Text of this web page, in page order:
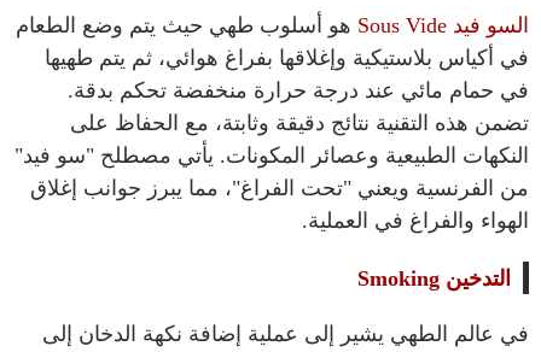
السو فيد Sous Vide هو أسلوب طهي حيث يتم وضع الطعام
في أكياس بلاستيكية وإغلاقها بفراغ هوائي، ثم يتم طهيها
في حمام مائي عند درجة حرارة منخفضة تحكم بدقة.
تضمن هذه التقنية نتائج دقيقة وثابتة، مع الحفاظ على
النكهات الطبيعية وعصائر المكونات. يأتي مصطلح "سو فيد"
من الفرنسية ويعني "تحت الفراغ"، مما يبرز جوانب إغلاق
الهواء والفراغ في العملية.
التدخين Smoking
في عالم الطهي يشير إلى عملية إضافة نكهة الدخان إلى